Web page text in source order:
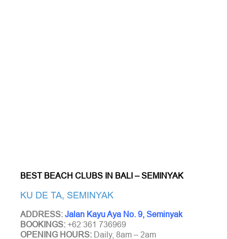
BEST BEACH CLUBS IN BALI – SEMINYAK
KU DE TA, SEMINYAK
ADDRESS: Jalan Kayu Aya No. 9, Seminyak
BOOKINGS: +62 361 736969
OPENING HOURS: Daily, 8am – 2am